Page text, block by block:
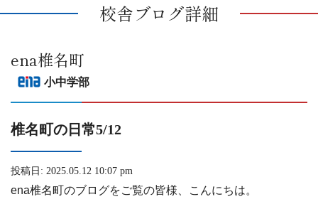
校舎ブログ詳細
ena椎名町
小中学部
椎名町の日常5/12
投稿日: 2025.05.12 10:07 pm
ena椎名町のブログをご覧の皆様、こんにちは。